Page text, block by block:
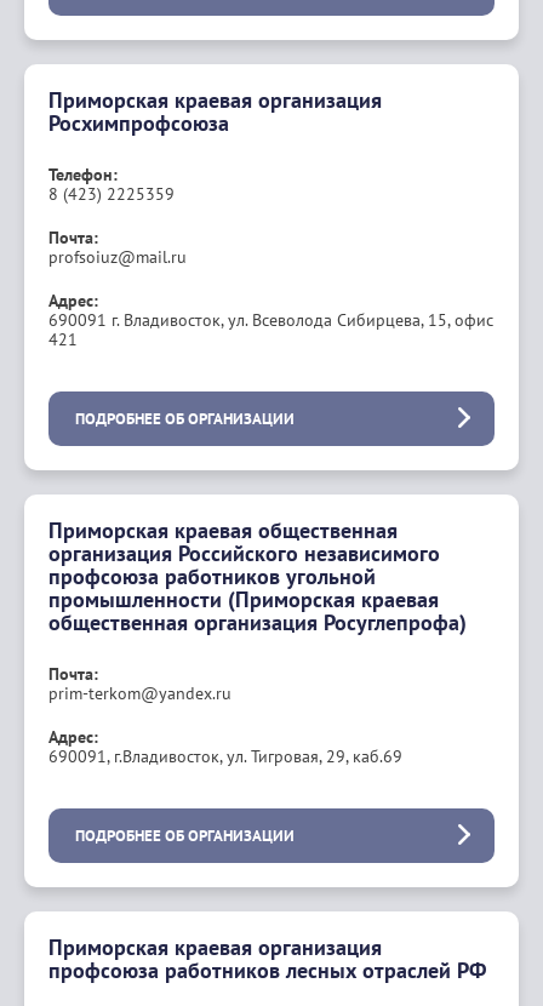
Приморская краевая организация
Росхимпрофсоюза
Телефон:
8 (423) 2225359
Почта:
profsoiuz@mail.ru
Адрес:
690091 г. Владивосток, ул. Всеволода Сибирцева, 15, офис
421
ПОДРОБНЕЕ ОБ ОРГАНИЗАЦИИ
Приморская краевая общественная
организация Российского независимого
профсоюза работников угольной
промышленности (Приморская краевая
общественная организация Росуглепрофа)
Почта:
prim-terkom@yandex.ru
Адрес:
690091, г.Владивосток, ул. Тигровая, 29, каб.69
ПОДРОБНЕЕ ОБ ОРГАНИЗАЦИИ
Приморская краевая организация
профсоюза работников лесных отраслей РФ